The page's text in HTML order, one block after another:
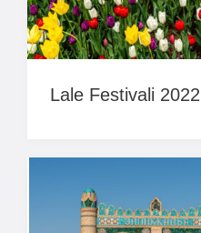
Lale Festivali 2022